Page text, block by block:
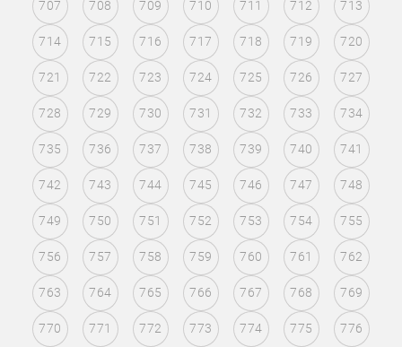
707 708 709 710 711 712 713
714 715 716 717 718 719 720
721 722 723 724 725 726 727
728 729 730 731 732 733 734
735 736 737 738 739 740 741
742 743 744 745 746 747 748
749 750 751 752 753 754 755
756 757 758 759 760 761 762
763 764 765 766 767 768 769
770 771 772 773 774 775 776